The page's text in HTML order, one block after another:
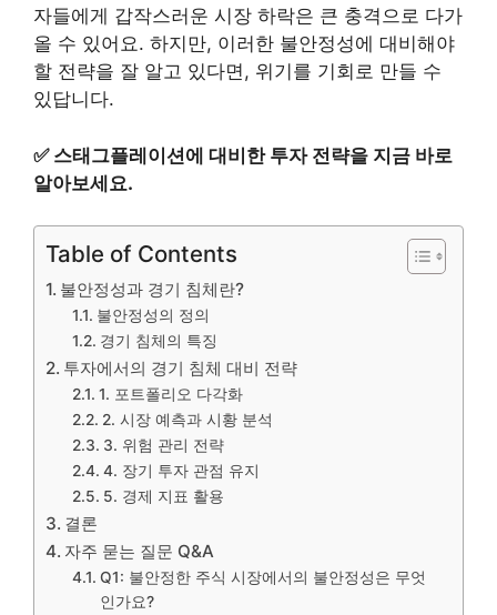
자들에게 갑작스러운 시장 하락은 큰 충격으로 다가
올 수 있어요. 하지만, 이러한 불안정성에 대비해야
할 전략을 잘 알고 있다면, 위기를 기회로 만들 수
있답니다.
✅ 스태그플레이션에 대비한 투자 전략을 지금 바로
알아보세요.
Table of Contents
불안정성과 경기 침체란?
불안정성의 정의
경기 침체의 특징
투자에서의 경기 침체 대비 전략
1. 포트폴리오 다각화
2. 시장 예측과 시황 분석
3. 위험 관리 전략
4. 장기 투자 관점 유지
5. 경제 지표 활용
결론
자주 묻는 질문 Q&A
Q1: 불안정한 주식 시장에서의 불안정성은 무엇
인가요?